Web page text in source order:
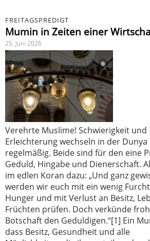
FREITAGSPREDIGT
Mumin in Zeiten einer
25. Juni 2026
Verehrte Muslime! Schwierigkeit und
Erleichterung wechseln in der Dunya
regelmäßig. Beide sind für den eine
Geduld, Hingabe und Dienerschaft.
im edlen Koran dazu: „Und ganz
werden wir euch mit ein wenig
Hunger und mit Verlust an Besitz,
Früchten prüfen. Doch verkünde
Botschaft den Geduldigen.“[1] Ein
dass Besitz, Gesundheit und alle